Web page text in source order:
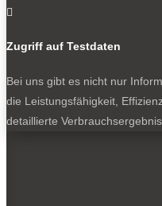

Zugriff auf Testdaten
Bei uns gibt es nicht nur
die Leistungsfähigkeit,
detaillierte